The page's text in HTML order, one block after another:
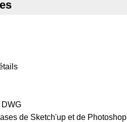
de Sketch'up et de Photoshop